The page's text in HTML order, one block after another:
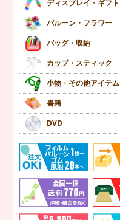
ディスプレイ・ギフト
バルーン・フラワー
バッグ・収納
カップ・スティック
小物・その他アイテム
書籍
DVD